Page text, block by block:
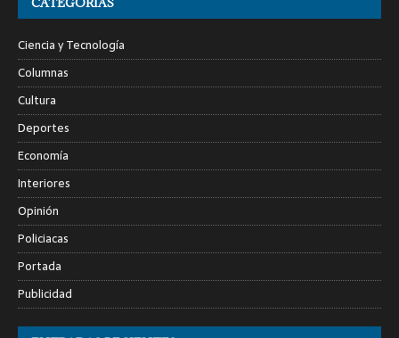
Ciencia y Tecnología
Columnas
Cultura
Deportes
Economía
Interiores
Opinión
Policiacas
Portada
Publicidad